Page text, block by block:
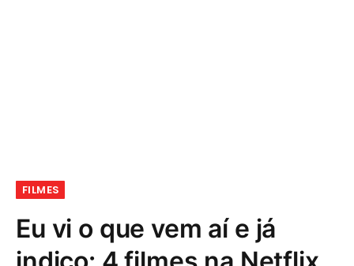
FILMES
Eu vi o que vem aí e já